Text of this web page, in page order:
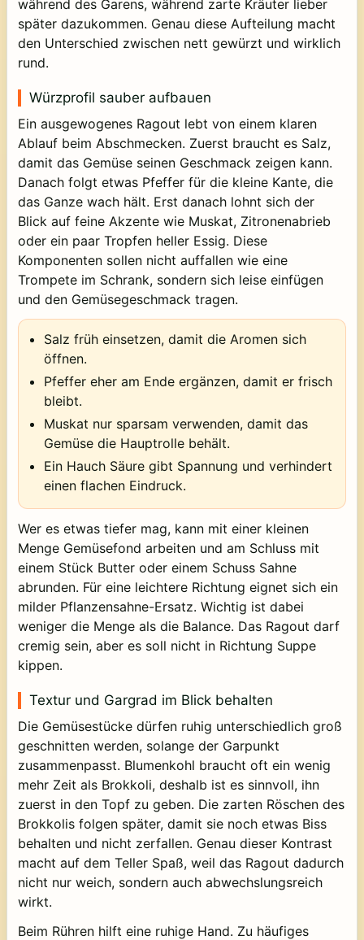
während des Garens, während zarte Kräuter lieber
später dazukommen. Genau diese Aufteilung macht
den Unterschied zwischen nett gewürzt und wirklich
rund.
Würzprofil sauber aufbauen
Ein ausgewogenes Ragout lebt von einem klaren
Ablauf beim Abschmecken. Zuerst braucht es Salz,
damit das Gemüse seinen Geschmack zeigen kann.
Danach folgt etwas Pfeffer für die kleine Kante, die
das Ganze wach hält. Erst danach lohnt sich der
Blick auf feine Akzente wie Muskat, Zitronenabrieb
oder ein paar Tropfen heller Essig. Diese
Komponenten sollen nicht auffallen wie eine
Trompete im Schrank, sondern sich leise einfügen
und den Gemüsegeschmack tragen.
Salz früh einsetzen, damit die Aromen sich
öffnen.
Pfeffer eher am Ende ergänzen, damit er frisch
bleibt.
Muskat nur sparsam verwenden, damit das
Gemüse die Hauptrolle behält.
Ein Hauch Säure gibt Spannung und verhindert
einen flachen Eindruck.
Wer es etwas tiefer mag, kann mit einer kleinen
Menge Gemüsefond arbeiten und am Schluss mit
einem Stück Butter oder einem Schuss Sahne
abrunden. Für eine leichtere Richtung eignet sich ein
milder Pflanzensahne-Ersatz. Wichtig ist dabei
weniger die Menge als die Balance. Das Ragout darf
cremig sein, aber es soll nicht in Richtung Suppe
kippen.
Textur und Gargrad im Blick behalten
Die Gemüsestücke dürfen ruhig unterschiedlich groß
geschnitten werden, solange der Garpunkt
zusammenpasst. Blumenkohl braucht oft ein wenig
mehr Zeit als Brokkoli, deshalb ist es sinnvoll, ihn
zuerst in den Topf zu geben. Die zarten Röschen des
Brokkolis folgen später, damit sie noch etwas Biss
behalten und nicht zerfallen. Genau dieser Kontrast
macht auf dem Teller Spaß, weil das Ragout dadurch
nicht nur weich, sondern auch abwechslungsreich
wirkt.
Beim Rühren hilft eine ruhige Hand. Zu häufiges